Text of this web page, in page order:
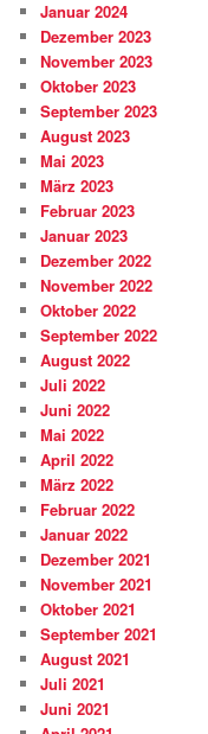
Januar 2024
Dezember 2023
November 2023
Oktober 2023
September 2023
August 2023
Mai 2023
März 2023
Februar 2023
Januar 2023
Dezember 2022
November 2022
Oktober 2022
September 2022
August 2022
Juli 2022
Juni 2022
Mai 2022
April 2022
März 2022
Februar 2022
Januar 2022
Dezember 2021
November 2021
Oktober 2021
September 2021
August 2021
Juli 2021
Juni 2021